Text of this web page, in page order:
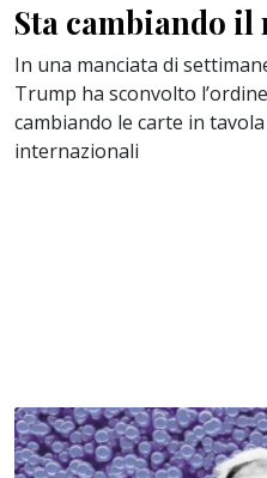
Sta cambiando il
In una manciata di
Trump ha sconvolto
cambiando le carte in
internazionali